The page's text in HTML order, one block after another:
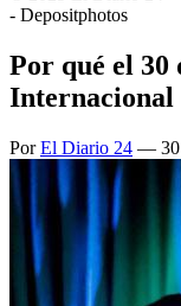
- Depositphotos
Por qué el 30
Internacional
PorEl Diario 24 — 30